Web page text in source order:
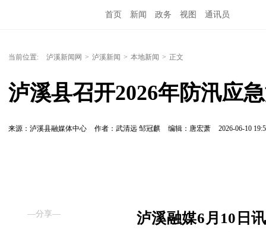
首页 新闻 政务 视图 通讯员
当前位置: 泸溪新闻网 > 泸溪新闻 > 本地新闻 > 正文
泸溪县召开2026年防汛应
来源：泸溪县融媒体中心 作者：武清远 邹冠麒 编辑：唐宏萧 2026-06-10
—分享—
泸溪融媒6月10日讯